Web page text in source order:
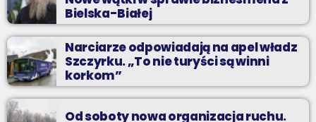
Bielska-Białej
Narciarze odpowiadają na apel władz
Szczyrku. „To nie turyści są winni
korkom”
Od soboty nowa organizacja ruchu.